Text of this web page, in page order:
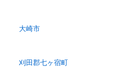
大崎市
刈田郡七ヶ宿町